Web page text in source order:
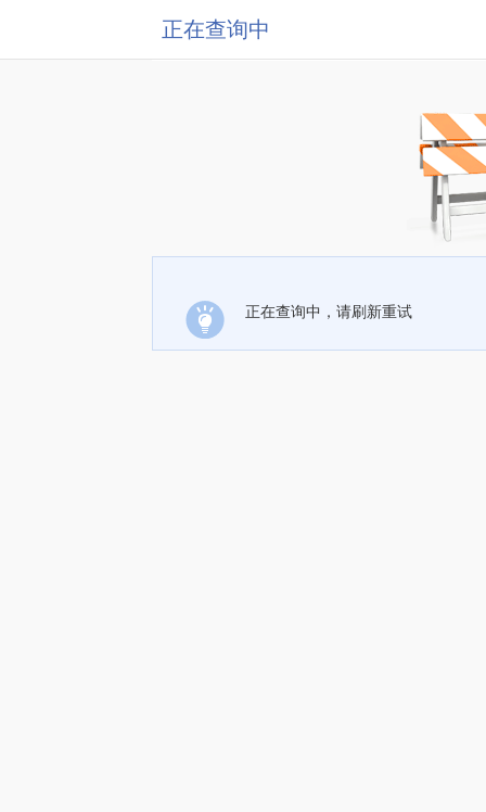
正在查询中
正在查询中，请刷新重试